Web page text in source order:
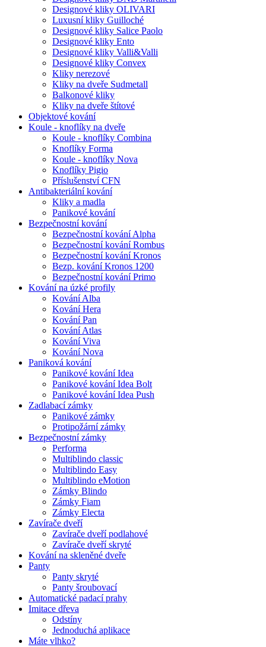
Designové kliky OLIVARI
Luxusní kliky Guilloché
Designové kliky Salice Paolo
Designové kliky Ento
Designové kliky Valli&Valli
Designové kliky Convex
Kliky nerezové
Kliky na dveře Sudmetall
Balkonové kliky
Kliky na dveře štítové
Objektové kování
Koule - knoflíky na dveře
Koule - knoflíky Combina
Knoflíky Forma
Koule - knoflíky Nova
Knoflíky Pigio
Příslušenství CFN
Antibakteriální kování
Kliky a madla
Panikové kování
Bezpečnostní kování
Bezpečnostní kování Alpha
Bezpečnostní kování Rombus
Bezpečnostní kování Kronos
Bezp. kování Kronos 1200
Bezpečnostní kování Primo
Kování na úzké profily
Kování Alba
Kování Hera
Kování Pan
Kování Atlas
Kování Viva
Kování Nova
Paniková kování
Panikové kování Idea
Panikové kování Idea Bolt
Panikové kování Idea Push
Zadlabací zámky
Panikové zámky
Protipožární zámky
Bezpečnostní zámky
Performa
Multiblindo classic
Multiblindo Easy
Multiblindo eMotion
Zámky Blindo
Zámky Fiam
Zámky Electa
Zavírače dveří
Zavírače dveří podlahové
Zavírače dveří skryté
Kování na skleněné dveře
Panty
Panty skryté
Panty šroubovací
Automatické padací prahy
Imitace dřeva
Odstíny
Jednoduchá aplikace
Máte vlhko?